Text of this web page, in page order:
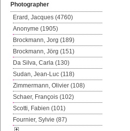
Photographer
Erard, Jacques (4760)
Anonyme (1905)
Brockmann, Jorg (189)
Brockmann, Jörg (151)
Da Silva, Carla (130)
Sudan, Jean-Luc (118)
Zimmermann, Olivier (108)
Schaer, François (102)
Scotti, Fabien (101)
Fournier, Sylvie (87)